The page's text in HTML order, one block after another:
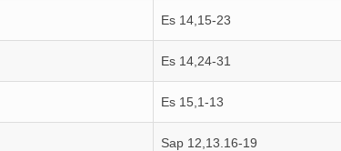
Es 14,15-23
Es 14,24-31
Es 15,1-13
Sap 12,13.16-19